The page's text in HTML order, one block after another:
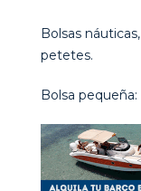
Bolsas
petetes.
Bolsa pequeña: